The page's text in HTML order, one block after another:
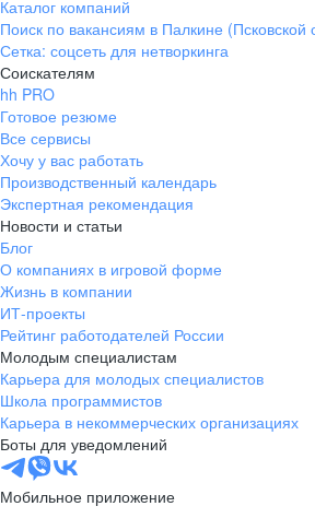
Каталог компаний
Поиск по вакансиям в Палкине (Псковской
Сетка: соцсеть для нетворкинга
Соискателям
hh PRO
Готовое резюме
Все сервисы
Хочу у вас работать
Производственный календарь
Экспертная рекомендация
Новости и статьи
Блог
О компаниях в игровой форме
Жизнь в компании
ИТ-проекты
Рейтинг работодателей России
Молодым специалистам
Карьера для молодых специалистов
Школа программистов
Карьера в некоммерческих организациях
Боты для уведомлений
Мобильное приложение